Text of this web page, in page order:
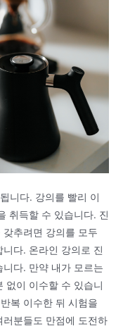
니다. 강의를 빨리 이
취득할 수 있습니다. 진
추려면 강의를 모두
다. 온라인 강의로 진
다. 만약 내가 모르는
없이 이수할 수 있습니
복 이수한 뒤 시험을
분들도 만점에 도전하